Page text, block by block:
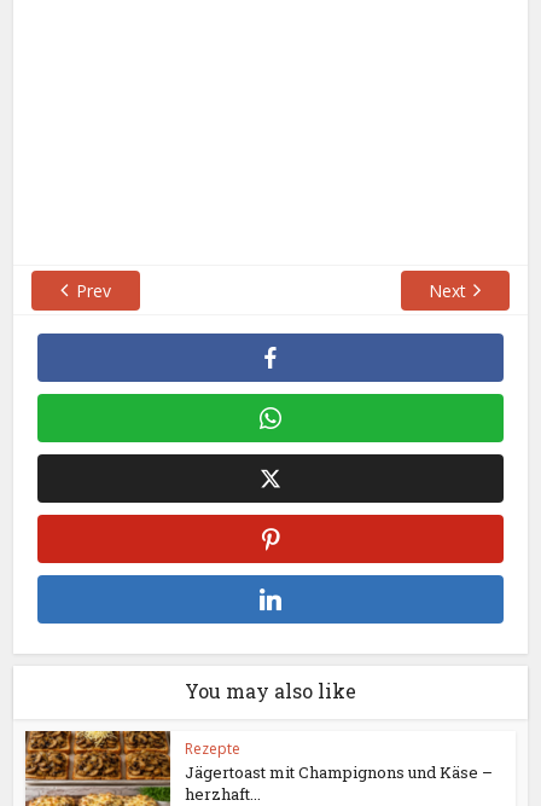
Prev Next
You may also like
Rezepte
Jägertoast mit Champignons und Käse –
herzhaft...